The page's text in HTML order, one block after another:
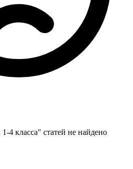
4 класса" статей не найдено